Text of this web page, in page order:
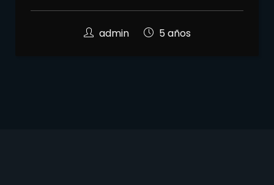
admin 5 años